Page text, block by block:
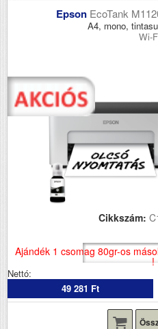
Epson EcoTank
A4, mono,
Wi-
Cikkszám:
Ajándék 1 csomag 80gr-os
!
Nettó:
49 281 Ft